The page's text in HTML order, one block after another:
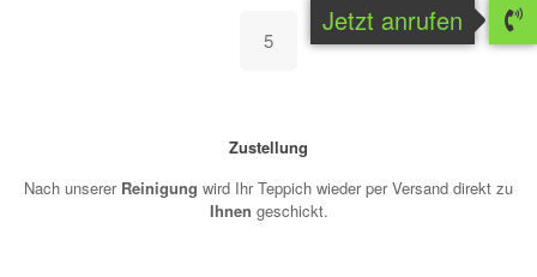
5
Zustellung
Nach unserer Reinigung wird Ihr Teppich wieder per Versand direkt zu
Ihnen geschickt.
Jetzt anrufen